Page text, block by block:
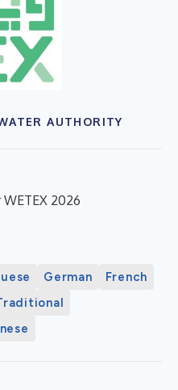
AUTHORITY
2026
German
French